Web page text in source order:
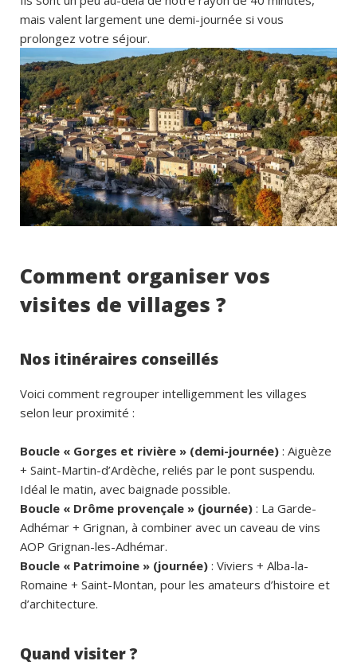
mais valent largement une demi-journée si vous
prolongez votre séjour.
Comment organiser vos
visites de villages ?
Nos itinéraires conseillés
Voici comment regrouper intelligemment les villages
selon leur proximité :
Boucle « Gorges et rivière » (demi-journée) : Aiguèze
+ Saint-Martin-d’Ardèche, reliés par le pont suspendu.
Idéal le matin, avec baignade possible.
Boucle « Drôme provençale » (journée) : La Garde-
Adhémar + Grignan, à combiner avec un caveau de vins
AOP Grignan-les-Adhémar.
Boucle « Patrimoine » (journée) : Viviers + Alba-la-
Romaine + Saint-Montan, pour les amateurs d’histoire et
d’architecture.
Quand visiter ?